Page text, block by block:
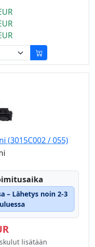
(3015C002 / 055)
– Lähetys noin 2-3
lisätään